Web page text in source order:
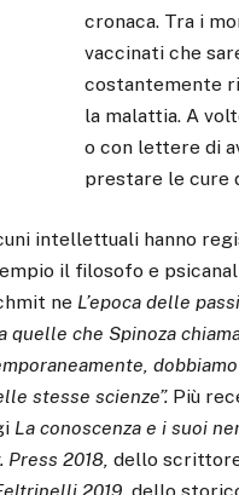
cronaca. Tra i
vaccinati che
costantemente
la malattia. A
o con lettere di
prestare le cure
intellettuali hanno
il filosofo e
ne L’epoca delle
quelle che Spinoza
stesse scienze”. Più
La conoscenza e i suoi
Press 2018,dello